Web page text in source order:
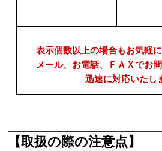
表示個数以上の場合もお気軽に
メール、お電話、ＦＡＸでお
迅速に対応いたし
【取扱の際の注意点】